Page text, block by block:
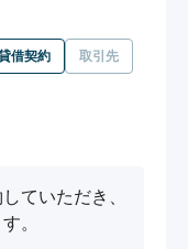
借契約 取引先
ていただき、
。